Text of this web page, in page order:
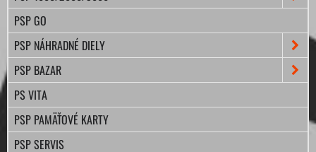
PSP GO
PSP NÁHRADNÉ DIELY
PSP BAZAR
PS VITA
PSP PAMÄŤOVÉ KARTY
PSP SERVIS